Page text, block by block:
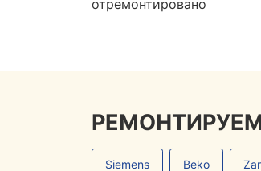
отремонтировано
Siemens Beko